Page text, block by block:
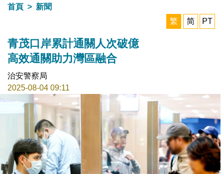
首頁
新聞
繁
简 PT
青茂口岸累計通關人次破億
高效通關助力灣區融合
治安警察局
2025-08-04 09:11